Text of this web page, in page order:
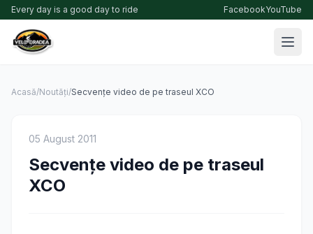
Every day is a good day to ride FacebookYouTube
Acasă/Noutăți/Secvențe video de pe traseul XCO
05 August 2011
Secvențe video de pe traseul
XCO